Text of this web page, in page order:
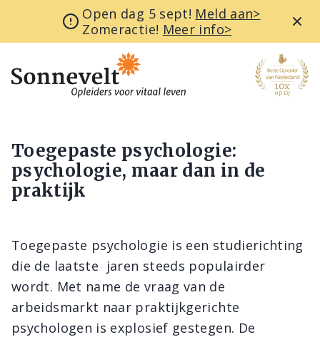
Open dag 5 sept! Meld aan>
Zomeractie! Meer info>
Toegepaste psychologie:
psychologie, maar dan in de
praktijk
Toegepaste psychologie is een studierichting
die de laatste jaren steeds populairder
wordt. Met name de vraag van de
arbeidsmarkt naar praktijkgerichte
psychologen is explosief gestegen. De